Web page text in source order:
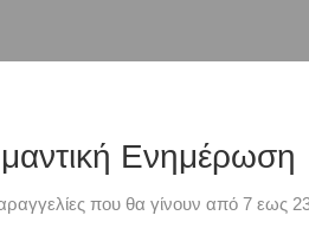
Ενημέρωση
που θα γίνουν από 7 εως